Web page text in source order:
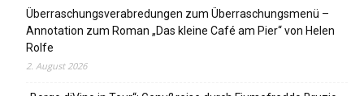
Überraschungsverabredungen zum Überraschungsmenü –
Annotation zum Roman „Das kleine Café am Pier“ von Helen
Rolfe
2. August 2026